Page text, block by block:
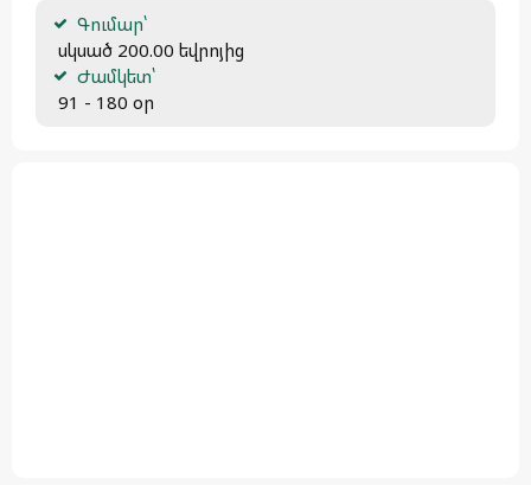
Գումար՝
սկսած 200.00 եվրոյից
Ժամկետ՝
91 - 180 օր